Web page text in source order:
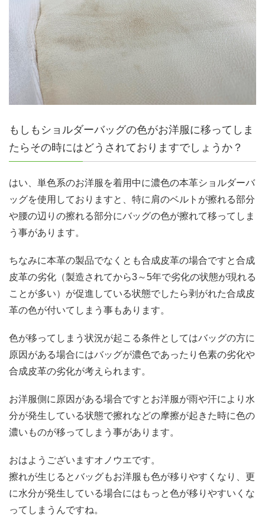
もしもショルダーバッグの色がお洋服に移ってしま
たらその時にはどうされておりますでしょうか？
はい、単色系のお洋服を着用中に濃色の本革ショルダーバ
ッグを使用しておりますと、特に肩のベルトが擦れる部分
や腰の辺りの擦れる部分にバッグの色が擦れて移ってしま
う事があります。
ちなみに本革の製品でなくとも合成皮革の場合ですと合成
皮革の劣化（製造されてから3～5年で劣化の状態が現れる
ことが多い）が促進している状態でしたら剥がれた合成皮
革の色が付いてしまう事もあります。
色が移ってしまう状況が起こる条件としてはバッグの方に
原因がある場合にはバッグが濃色であったり色素の劣化や
合成皮革の劣化が考えられます。
お洋服側に原因がある場合ですとお洋服が雨や汗により水
分が発生している状態で擦れなどの摩擦が起きた時に色の
濃いものが移ってしまう事があります。
おはようございますオノウエです。
擦れが生じるとバッグもお洋服も色が移りやすくなり、更
に水分が発生している場合にはもっと色が移りやすいくな
ってしまうんですね。